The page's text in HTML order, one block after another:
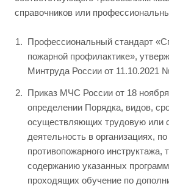
справочников или
Профессиональный стандарт
пожарной профилактике»,
Минтруда России от 11.10.2021
Приказ МЧС России от 18
определении Порядка, видов,
осуществляющих трудовую или
деятельность в организациях,
противопожарного инструктажа,
содержанию указанных
проходящих обучение по